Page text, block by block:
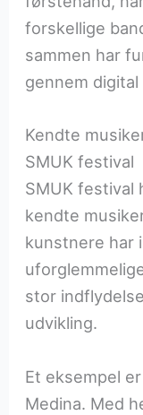
forskellige
sammen har
gennem
Kendte
SMUK festival
SMUK festival
kendte
kunstnere har
stor
udvikling.
Et eksempel
Medina. Med